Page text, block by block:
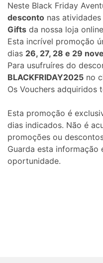
Neste Black Friday
desconto nas
Gifts da nossa loja
Esta incrível promoção
dias 26, 27, 28 e 29
Para usufruíres do
BLACKFRIDAY2025 no
Os Vouchers adquiridos
Esta promoção é
dias indicados. Não é
promoções ou
Guarda esta informação
oportunidade.